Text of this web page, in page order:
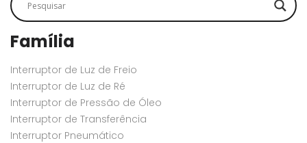
Família
Interruptor de Luz de Freio
Interruptor de Luz de Ré
Interruptor de Pressão de Óleo
Interruptor de Transferência
Interruptor Pneumático